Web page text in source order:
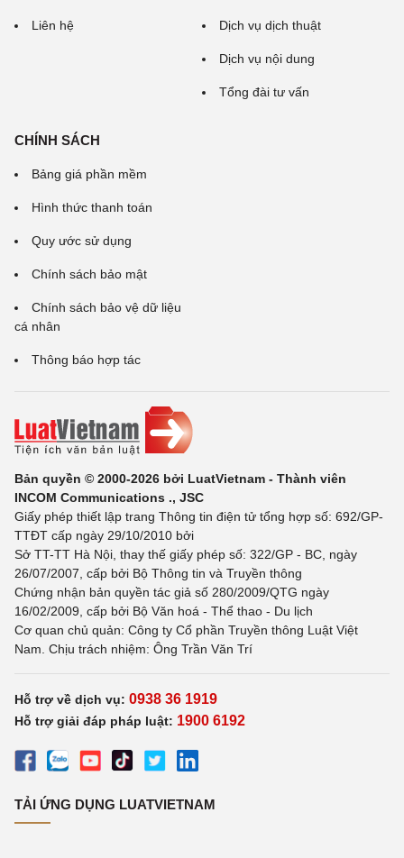
Liên hệ Dịch vụ dịch thuật
Dịch vụ nội dung
Tổng đài tư vấn
CHÍNH SÁCH
Bảng giá phần mềm
Hình thức thanh toán
Quy ước sử dụng
Chính sách bảo mật
Chính sách bảo vệ dữ liệu
cá nhân
Thông báo hợp tác
Bản quyền © 2000-2026 bởi LuatVietnam - Thành viên
INCOM Communications ., JSC
Giấy phép thiết lập trang Thông tin điện tử tổng hợp số: 692/GP-
TTĐT cấp ngày 29/10/2010 bởi
Sở TT-TT Hà Nội, thay thế giấy phép số: 322/GP - BC, ngày
26/07/2007, cấp bởi Bộ Thông tin và Truyền thông
Chứng nhận bản quyền tác giả số 280/2009/QTG ngày
16/02/2009, cấp bởi Bộ Văn hoá - Thể thao - Du lịch
Cơ quan chủ quản: Công ty Cổ phần Truyền thông Luật Việt
Nam. Chịu trách nhiệm: Ông Trần Văn Trí
Hỗ trợ về dịch vụ: 0938 36 1919
Hỗ trợ giải đáp pháp luật: 1900 6192
TẢI ỨNG DỤNG LUATVIETNAM